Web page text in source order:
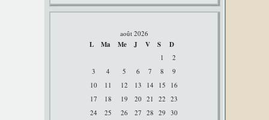
août 2026
L Ma Me J V S D
1
2
3
4 5 6 7 8
9
10
11 12 13 14 15
16
17
18 19 20 21 22 23
24
25 26 27 28 29 30